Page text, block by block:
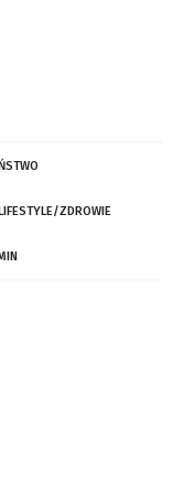
ZDROWIE